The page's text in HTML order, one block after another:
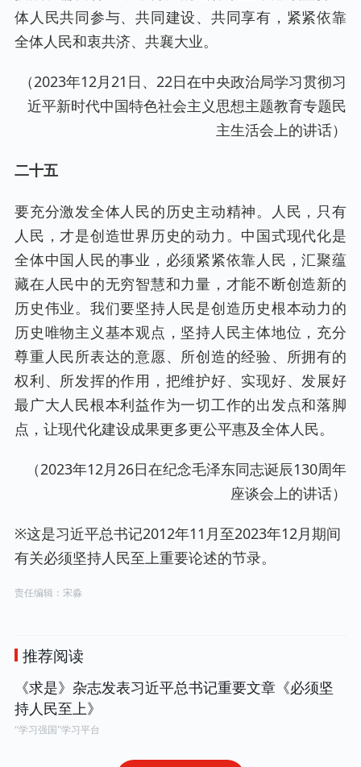
体人民共同参与、共同建设、共同享有，紧紧依靠
全体人民和衷共济、共襄大业。
（2023年12月21日、22日在中央政治局学习贯彻习
近平新时代中国特色社会主义思想主题教育专题民
主生活会上的讲话）
二十五
要充分激发全体人民的历史主动精神。人民，只有
人民，才是创造世界历史的动力。中国式现代化是
全体中国人民的事业，必须紧紧依靠人民，汇聚蕴
藏在人民中的无穷智慧和力量，才能不断创造新的
历史伟业。我们要坚持人民是创造历史根本动力的
历史唯物主义基本观点，坚持人民主体地位，充分
尊重人民所表达的意愿、所创造的经验、所拥有的
权利、所发挥的作用，把维护好、实现好、发展好
最广大人民根本利益作为一切工作的出发点和落脚
点，让现代化建设成果更多更公平惠及全体人民。
（2023年12月26日在纪念毛泽东同志诞辰130周年
座谈会上的讲话）
※这是习近平总书记2012年11月至2023年12月期间
有关必须坚持人民至上重要论述的节录。
责任编辑：宋淼
推荐阅读
《求是》杂志发表习近平总书记重要文章《必须坚
持人民至上》
“学习强国”学习平台